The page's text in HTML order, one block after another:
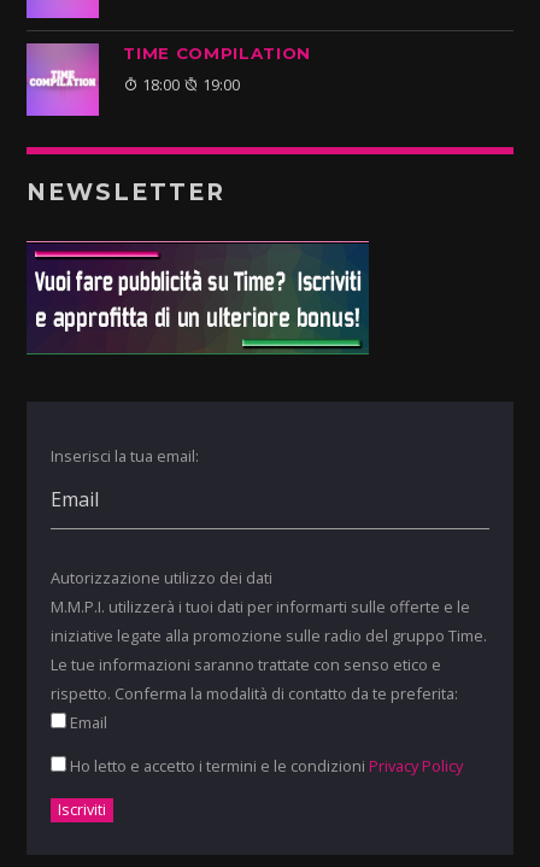
TIME COMPILATION
18:00 19:00
NEWSLETTER
Inserisci la tua email:
Autorizzazione utilizzo dei dati
M.M.P.I. utilizzerà i tuoi dati per informarti sulle offerte e le
iniziative legate alla promozione sulle radio del gruppo Time.
Le tue informazioni saranno trattate con senso etico e
rispetto. Conferma la modalità di contatto da te preferita:
Email
Ho letto e accetto i termini e le condizioni Privacy Policy